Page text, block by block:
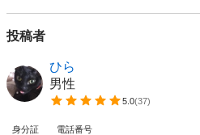
投稿者
ひら
男性
5.0(37)
身分証 電話番号